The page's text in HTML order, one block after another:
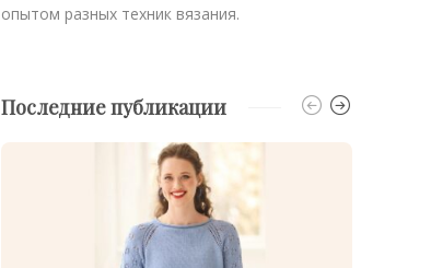
опытом разных техник вязания.
Последние публикации